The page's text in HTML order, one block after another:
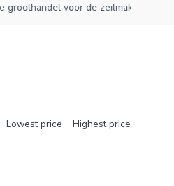
voor de zeilmakerij!
Lowest price Highest price